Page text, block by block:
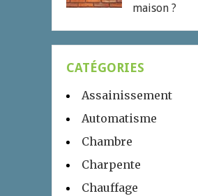
maison ?
CATÉGORIES
Assainissement
Automatisme
Chambre
Charpente
Chauffage